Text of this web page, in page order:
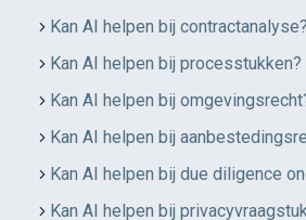
Kan AI helpen bij contractanalyse?
Kan AI helpen bij processtukken?
Kan AI helpen bij
Kan AI helpen bij
Kan AI helpen bij due diligence
Kan AI helpen bij